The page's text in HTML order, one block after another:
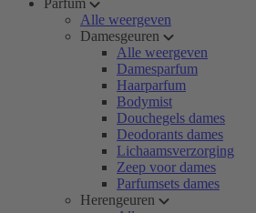
Parfum
Alle weergeven
Damesgeuren
Alle weergeven
Damesparfum
Haarparfum
Bodymist
Douchegels dames
Deodorants dames
Lichaamsverzorging
Zeep voor dames
Parfumsets dames
Herengeuren